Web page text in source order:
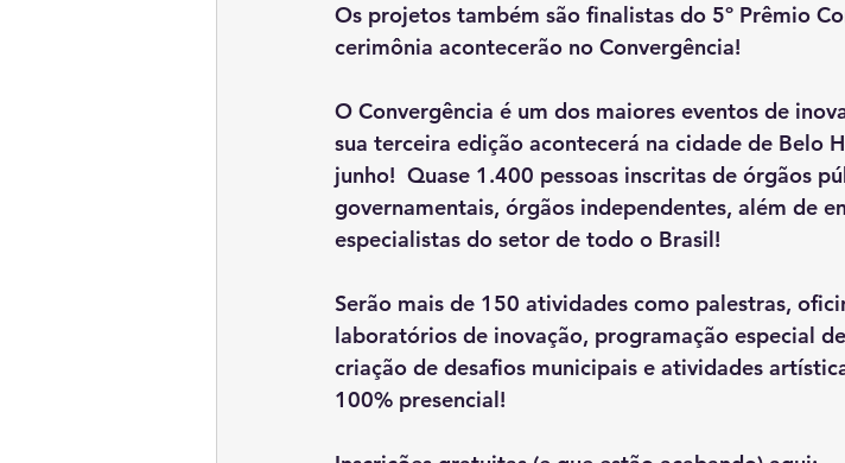
Os projetos também são finalistas do 5º Prêmio
cerimônia acontecerão no Convergência!
O Convergência é um dos maiores eventos de
sua terceira edição acontecerá na cidade de Belo
junho!  Quase 1.400 pessoas inscritas de órgãos
governamentais, órgãos independentes, além de
especialistas do setor de todo o Brasil!
Serão mais de 150 atividades como palestras,
laboratórios de inovação, programação especial
criação de desafios municipais e atividades
100% presencial!